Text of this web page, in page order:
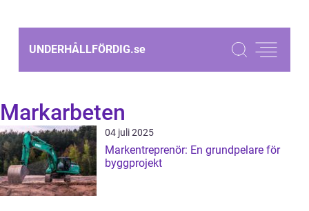
UNDERHÅLLFÖRDIG.se
Markarbeten
04 juli 2025
Markentreprenör: En grundpelare för
byggprojekt